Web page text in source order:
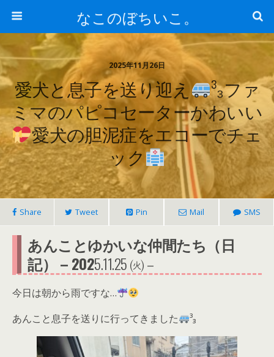
なこのぼちいこ。
2025年11月26日
愛犬と息子を送り迎え
³₃ファ
ミマのパピコセーターかわいい
愛犬の胆泥症をエコーでチェ
ック
Share Tweet Pin Mail SMS
あんことゆかいな仲間たち（日
記） – 2025.11.25 ㈫ –
今日は朝から雨ですな…
あんこと息子を送りに行ってきました
³₃